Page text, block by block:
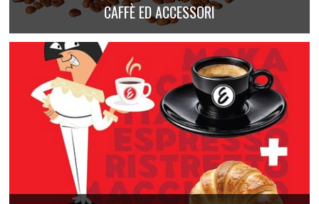
CAFFÈ ED ACCESSORI